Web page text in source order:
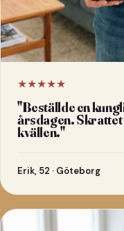
★★★★★
"Beställde en
årsdagen. Skrattet
kvällen."
Erik, 52 · Göteborg